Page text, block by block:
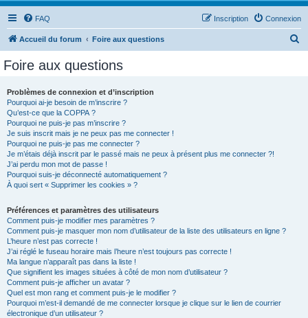
FAQ Connexion
Inscription
Accueil du forum Foire aux questions
Foire aux questions
Problèmes de connexion et d’inscription
Pourquoi ai-je besoin de m’inscrire ?
Qu’est-ce que la COPPA ?
Pourquoi ne puis-je pas m’inscrire ?
Je suis inscrit mais je ne peux pas me connecter !
Pourquoi ne puis-je pas me connecter ?
Je m’étais déjà inscrit par le passé mais ne peux à présent plus me connecter ?!
J’ai perdu mon mot de passe !
Pourquoi suis-je déconnecté automatiquement ?
À quoi sert « Supprimer les cookies » ?
Préférences et paramètres des utilisateurs
Comment puis-je modifier mes paramètres ?
Comment puis-je masquer mon nom d’utilisateur de la liste des utilisateurs en ligne ?
L’heure n’est pas correcte !
J’ai réglé le fuseau horaire mais l’heure n’est toujours pas correcte !
Ma langue n’apparaît pas dans la liste !
Que signifient les images situées à côté de mon nom d’utilisateur ?
Comment puis-je afficher un avatar ?
Quel est mon rang et comment puis-je le modifier ?
Pourquoi m’est-il demandé de me connecter lorsque je clique sur le lien de courrier
électronique d’un utilisateur ?